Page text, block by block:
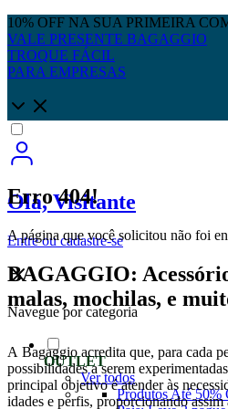
10% OFF NA SUA PRIMEIRA
VALE PRESENTE BAGAGGIO
TROQUE FÁCIL
PARA EMPRESAS
Olá, Visitante
Entreou cadastre-se
Navegue por categoria
OUTLET
Ver todos
Produtos Até 50%
Erro 404!
A página que você solicitou não foi
BAGAGGIO:
malas, mochilas, e
A Bagaggio acredita que, para cada
possibilidades a serem
principal objetivo é atender às
idades e perfis, proporcionando assim